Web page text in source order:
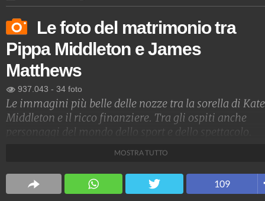
Le foto del matrimonio tra
Pippa Middleton e James
Matthews
937.043 - 34 foto
Le immagini più belle delle nozze tra la sorella di Kate
Middleton e il ricco finanziere. Tra gli ospiti anche
personaggi del mondo dello sport e dello spettacolo.
Spettacolo FanpageMOSTRA TUTTO
109